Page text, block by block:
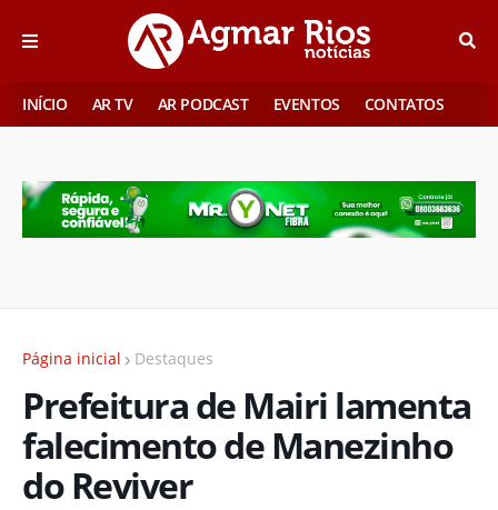
INÍCIO AR TV AR PODCAST EVENTOS CONTATOS
Página inicial Destaques
Prefeitura de Mairi lamenta
falecimento de Manezinho
do Reviver